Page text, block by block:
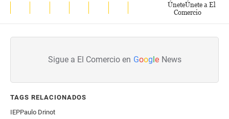
ÚneteÚnete a El
Comercio
Sigue a El Comercio en Google News
TAGS RELACIONADOS
IEPPaulo Drinot